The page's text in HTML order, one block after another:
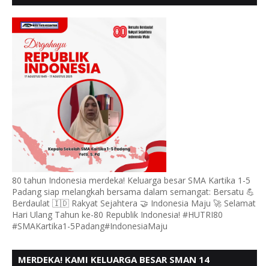
BERSATU BERD
80 tahun Indonesia merdeka! Keluarga besar SMA Kartika 1-5
Padang siap melangkah bersama dalam semangat: Bersatu 💪
Berdaulat 🇮🇩 Rakyat Sejahtera 🤝 Indonesia Maju 🚀 Selamat
Hari Ulang Tahun ke-80 Republik Indonesia! #HUTRI80
#SMAKartika1-5Padang#IndonesiaMaju
MERDEKA! KAMI KELUARGA BESAR SMAN 14